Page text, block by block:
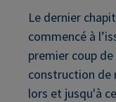
Le dernier
commencé à
premier coup
construction de
lors et jusqu'à